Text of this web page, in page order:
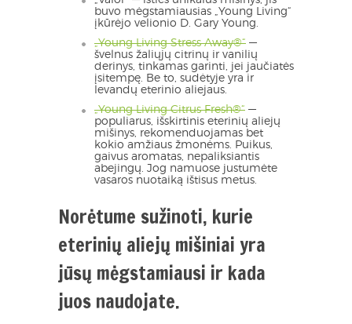
buvo mėgstamiausias „Young Living“
įkūrėjo velionio D. Gary Young.
„Young Living Stress Away®“ —
švelnus žaliųjų citrinų ir vanilių
derinys, tinkamas garinti, jei jaučiatės
įsitempę. Be to, sudėtyje yra ir
levandų eterinio aliejaus.
„Young Living Citrus Fresh®“ —
populiarus, išskirtinis eterinių aliejų
mišinys, rekomenduojamas bet
kokio amžiaus žmonėms. Puikus,
gaivus aromatas, nepaliksiantis
abejingų. Jog namuose justumėte
vasaros nuotaiką ištisus metus.
Norėtume sužinoti, kurie
eterinių aliejų mišiniai yra
jūsų mėgstamiausi ir kada
juos naudojate.